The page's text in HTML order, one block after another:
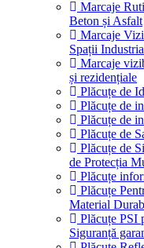
Marcaje
Beton și Asfalt
Marcaje
Spații
Marcaje
și rezidențiale
Plăcuțe de
Plăcuțe de
Plăcuțe de
Plăcuțe de
Plăcuțe de
de Protecția
Plăcuțe
Plăcuțe
Material
Plăcuțe PSI
Siguranță